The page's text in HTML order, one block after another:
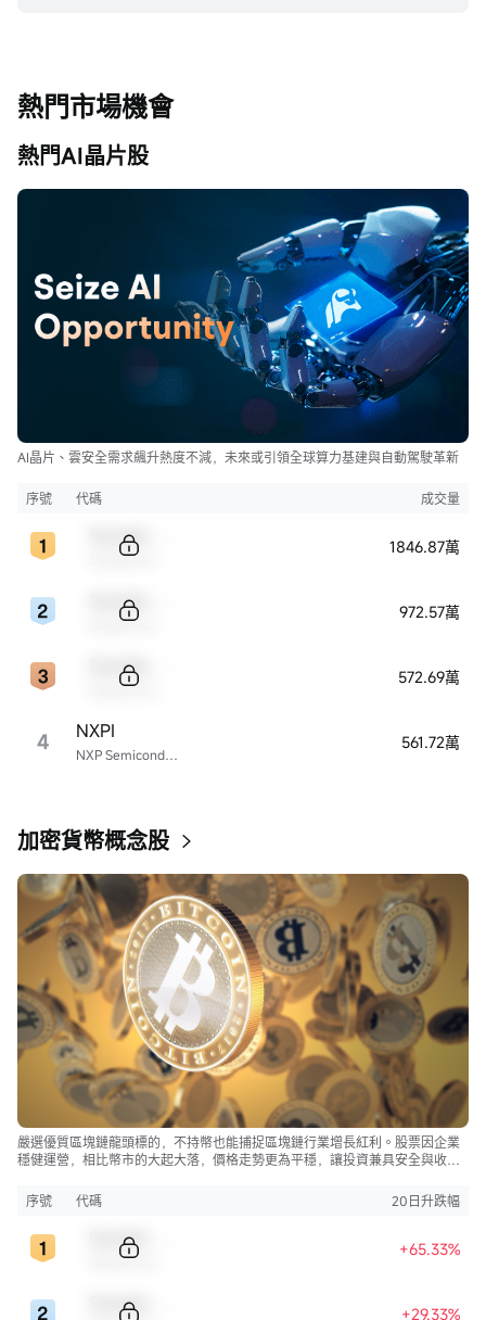
熱門市場機會
熱門AI晶片股
AI晶片、雲安全需求飆升熱度不減，未來或引領全球算力基建與自動駕駛革新
序號 代碼 成交量
1846.87萬
972.57萬
572.69萬
4 NXP Semiconductors
NXPI 561.72萬
加密貨幣概念股
嚴選優質區塊鏈龍頭標的，不持幣也能捕捉區塊鏈行業增長紅利。股票因企業
穩健運營，相比幣市的大起大落，價格走勢更為平穩，讓投資兼具安全與收
序號
代碼 20日升跌幅
+65.33%
+29.33%